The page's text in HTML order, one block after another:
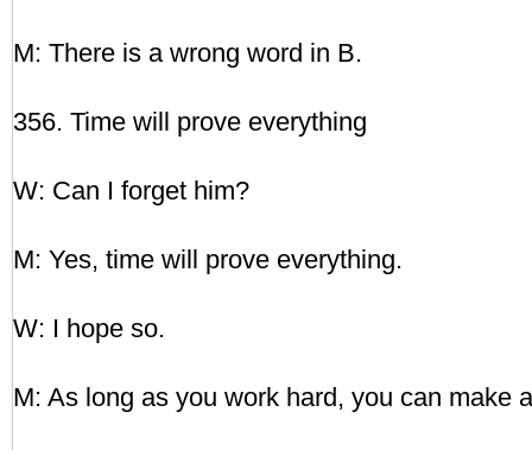
M: There is a wrong word in B.
356. Time will prove everything
W: Can I forget him?
M: Yes, time will prove everything.
W: I hope so.
M: As long as you work hard, you can make